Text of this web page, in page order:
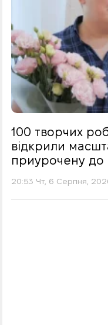
100 творчих
відкрили
приурочену до
20:53 Чт, 6 Серпня,